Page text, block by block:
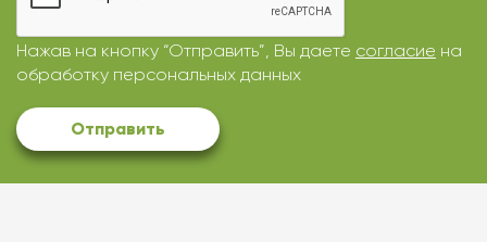
Нажав на кнопку “Отправить”, Вы даете согласие на
обработку персональных данных
Отправить